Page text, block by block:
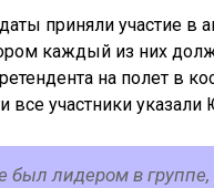
приняли участие в
каждый из них
на полет в
все участники указали
был лидером в